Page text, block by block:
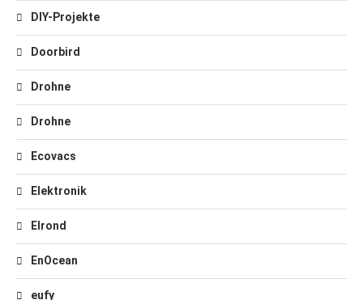
DIY-Projekte
Doorbird
Drohne
Drohne
Ecovacs
Elektronik
Elrond
EnOcean
eufy